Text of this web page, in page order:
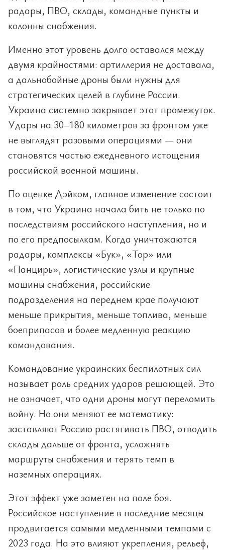
радары, ПВО, склады, командные пункты и
колонны снабжения.
Именно этот уровень долго оставался между
двумя крайностями: артиллерия не доставала,
а дальнобойные дроны были нужны для
стратегических целей в глубине России.
Украина системно закрывает этот промежуток.
Удары на 30–180 километров за фронтом уже
не выглядят разовыми операциями — они
становятся частью ежедневного истощения
российской военной машины.
По оценке Дэйком, главное изменение состоит
в том, что Украина начала бить не только по
последствиям российского наступления, но и
по его предпосылкам. Когда уничтожаются
радары, комплексы «Бук», «Тор» или
«Панцирь», логистические узлы и крупные
машины снабжения, российские
подразделения на переднем крае получают
меньше прикрытия, меньше топлива, меньше
боеприпасов и более медленную реакцию
командования.
Командование украинских беспилотных сил
называет роль средних ударов решающей. Это
не означает, что одни дроны могут переломить
войну. Но они меняют ее математику:
заставляют Россию растягивать ПВО, отводить
склады дальше от фронта, усложнять
маршруты снабжения и терять темп в
наземных операциях.
Этот эффект уже заметен на поле боя.
Российское наступление в последние месяцы
продвигается самыми медленными темпами с
2023 года. На это влияют укрепления, рельеф,